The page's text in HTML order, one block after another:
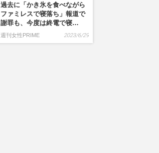
過去に「かき氷を食べながら
ファミレスで寝落ち」報道で
謝罪も、今度は終電で寝…
週刊女性PRIME 2023/6/29